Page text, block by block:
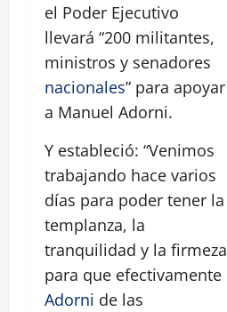
el Poder Ejecutivo
llevará “200 militantes,
ministros y senadores
nacionales” para apoyar
a Manuel Adorni.
Y estableció: “Venimos
trabajando hace varios
días para poder tener la
templanza, la
tranquilidad y la firmeza
para que efectivamente
Adorni de las